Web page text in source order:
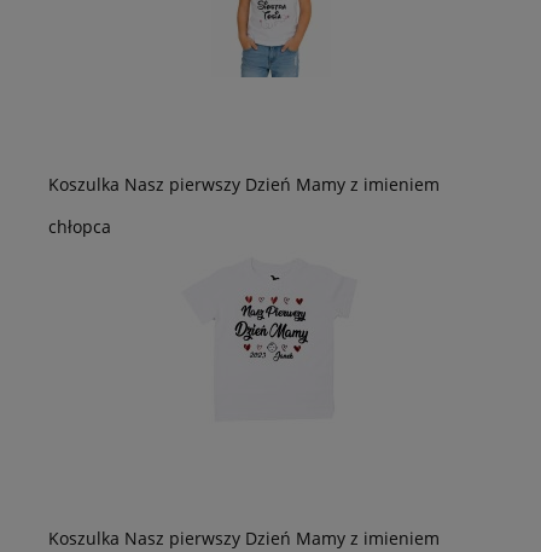
Koszulka Nasz pierwszy Dzień Mamy z imieniem
chłopca
Koszulka Nasz pierwszy Dzień Mamy z imieniem